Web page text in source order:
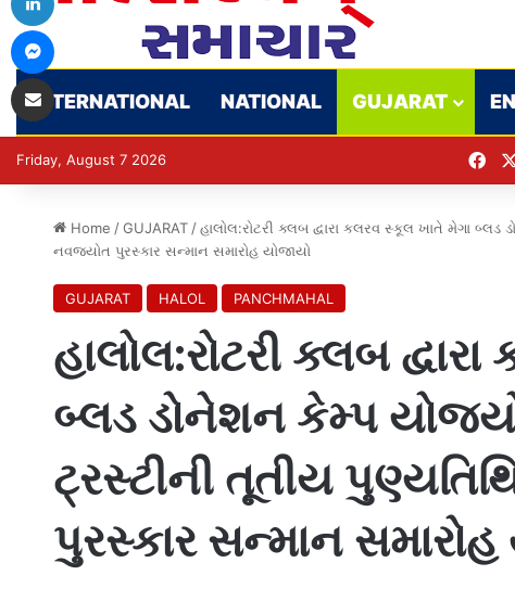
INTERNATIONAL NATIONAL GUJARAT
Friday, August 7 2026
Home / GUJARAT / હાલોલ:રોટરી ક્લબ દ્વારા કલરવ સ્કૂલ ખાતે મેગા
નવજ્યોત પુરસ્કાર સન્માન સમારોહ યોજાયો
GUJARAT HALOL PANCHMAHAL
હાલોલ:રોટરી ક્લબ
બ્લડ ડોનેશન કેમ્પ
ટ્રસ્ટીની તૂતીય
પુરસ્કાર સન્માન